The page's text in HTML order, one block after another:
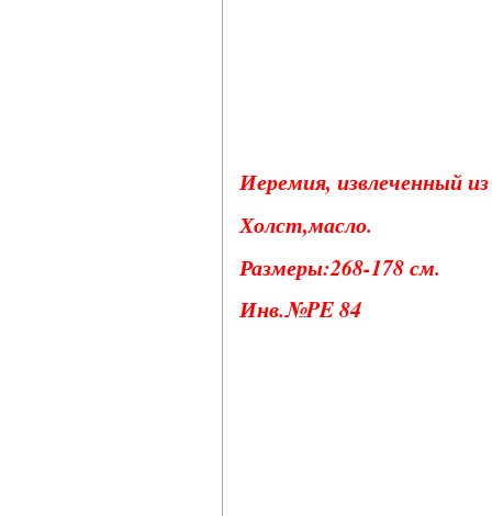
Иеремия, извлеченный
Холст,масло.
Размеры:268-178 см.
Инв.№PE 84